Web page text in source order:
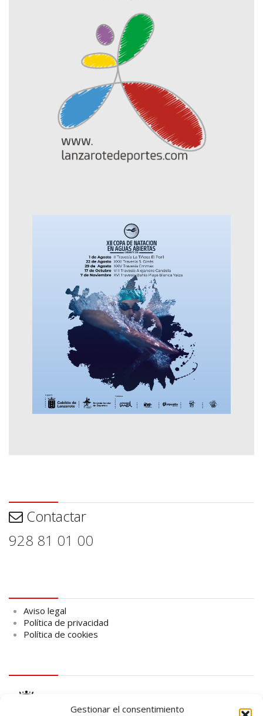
Gestionar el consentimiento
Contactar
928 81 01 00
Aviso legal
Política de privacidad
Política de cookies